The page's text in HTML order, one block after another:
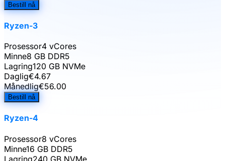
Bestill nå
Ryzen-3
Prosessor4 vCores
Minne8 GB DDR5
Lagring120 GB NVMe
Daglig€4.67
Månedlig€56.00
Bestill nå
Ryzen-4
Prosessor8 vCores
Minne16 GB DDR5
Lagring240 GB NVMe